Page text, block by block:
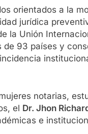
orientados a la
jurídica
la Unión
93 países y
notarias,
el Dr. Jhon
e